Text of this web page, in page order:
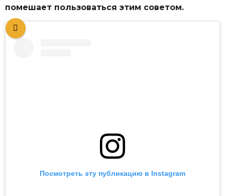
помешает пользоваться этим советом.
Посмотреть эту публикацию в Instagram